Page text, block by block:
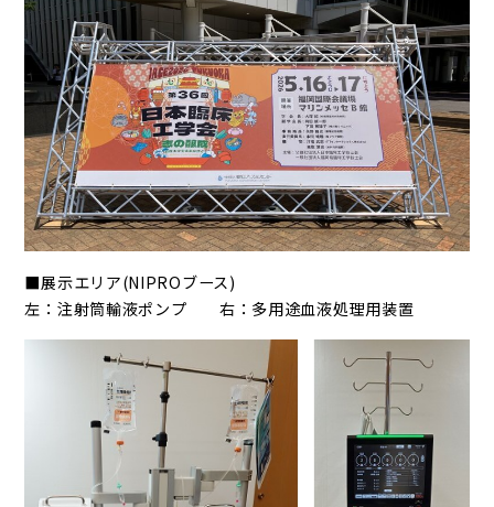
■展示エリア(NIPROブース)
左：注射筒輸液ポンプ 右：多用途血液処理用装置